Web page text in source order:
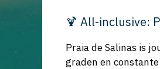
🍹 All-inclusive:
Praia de Salinas is
graden en